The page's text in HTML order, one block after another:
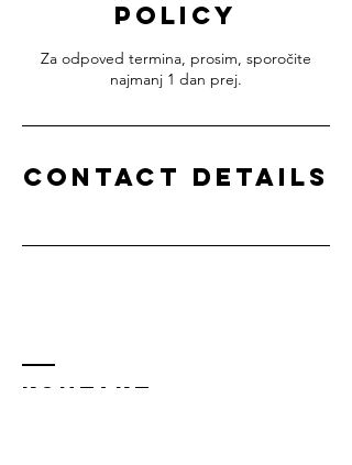
Policy
Za odpoved termina, prosim, sporočite
najmanj 1 dan prej.
Contact Details
KONTAKT